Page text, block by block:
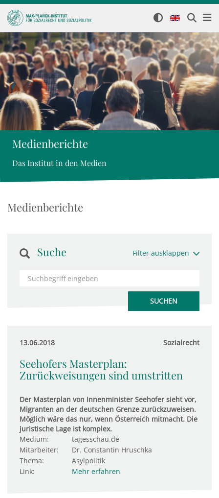
Medienberichte
Das Institut in den Medien
Medienberichte
Suche Filter ausklappen
13.06.2018 Sozialrecht
Seehofers Masterplan:
Zurückweisungen sind umstritten
Der Masterplan von Innenminister Seehofer sieht vor,
Migranten an der deutschen Grenze zurückzuweisen.
Möglich wäre das nur, wenn Österreich mitmacht. Die
juristische Lage ist komplex.
Medium:
tagesschau.de
Mitarbeiter:
Dr. Constantin Hruschka
Thema:
Asylpolitik
Link:
Mehr erfahren